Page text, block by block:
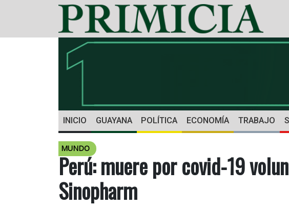
INICIO GUAYANA POLÍTICA ECONOMÍA TRABAJO
MUNDO
Perú: muere por covid-19
Sinopharm